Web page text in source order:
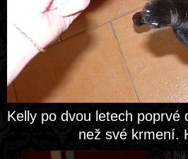
Kelly po dvou letech poprvé
než své krmení.